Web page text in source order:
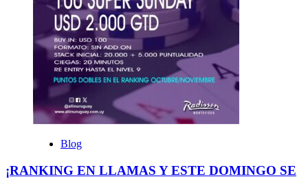
Blog
¡RANKING EN LLAMAS Y ESTE DOMINGO SE